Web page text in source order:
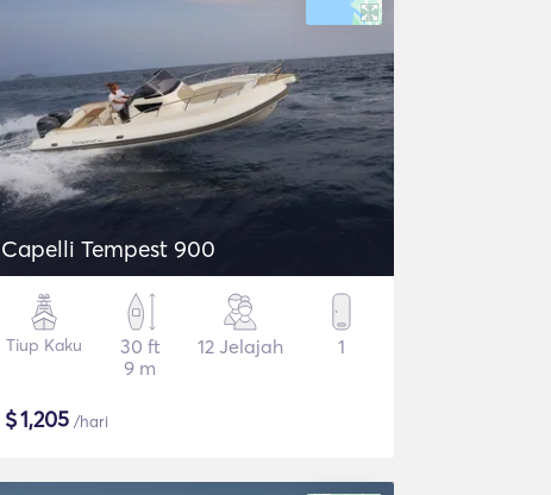
Capelli Tempest 900
Tiup Kaku
30 ft
9 m
12 Jelajah 1
$1,205 /hari